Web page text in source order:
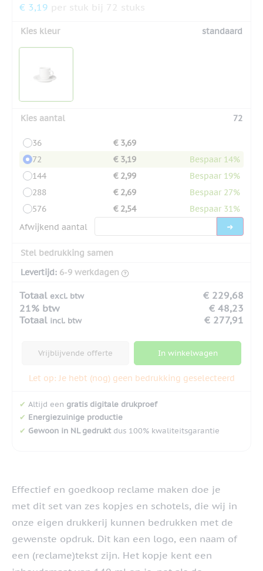
€ 3,19 per stuk bij 72 stuks
Kies kleur standaard
Kies aantal 72
36
€ 3,69
72
€ 3,19
Bespaar 14%
144
€ 2,99
Bespaar 19%
288
€ 2,69
Bespaar 27%
576
€ 2,54
Bespaar 31%
Afwijkend aantal
Stel bedrukking samen
Levertijd: 6-9 werkdagen
Totaal excl. btw
€ 229,68
21% btw
€ 48,23
Totaal incl. btw € 277,91
Vrijblijvende offerte In winkelwagen
Let op: Je hebt (nog) geen bedrukking geselecteerd
✔ Altijd een gratis digitale drukproef
✔ Energiezuinige productie
✔ Gewoon in NL gedruktdus 100% kwaliteitsgarantie
Effectief en goedkoop reclame maken doe je
met dit set van zes kopjes en schotels, die wij in
onze eigen drukkerij kunnen bedrukken met de
gewenste opdruk. Dit kan een logo, een naam of
een (reclame)tekst zijn. Het kopje kent een